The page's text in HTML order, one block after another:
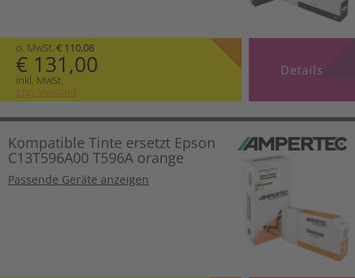
o. MwSt. € 110,08
€ 131,00
inkl. MwSt.
zzgl. Versand
Details
Kompatible Tinte ersetzt Epson
C13T596A00 T596A orange
Passende Geräte anzeigen